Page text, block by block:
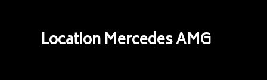
Location Mercedes AMG